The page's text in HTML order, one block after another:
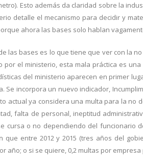
Esto además da claridad sobre la
detalle el mecanismo para decidir y
ahora las bases solo hablan
las bases es lo que tiene que ver con la
por el ministerio, esta mala práctica es
del ministerio aparecen en primer
Se incorpora un nuevo indicador,
actual ya considera una multa para la no
falta de personal, ineptitud
cursa o no dependiendo del funcionario
que entre 2012 y 2015 (tres años del
año; o si se quiere, 0,2 multas por